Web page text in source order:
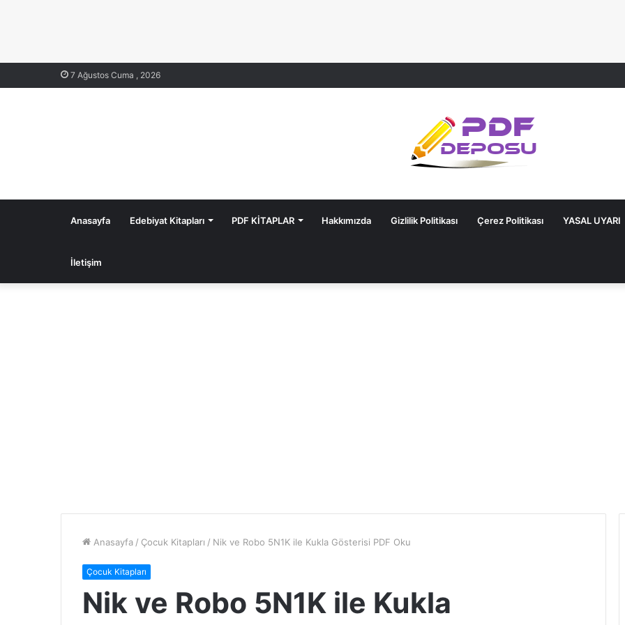
7 Ağustos Cuma , 2026
Anasayfa Edebiyat Kitapları PDF KİTAPLAR Hakkımızda Gizlilik Politikası Çerez Politikası YASAL UYARI
İletişim
Anasayfa / Çocuk Kitapları / Nik ve Robo 5N1K ile Kukla Gösterisi PDF Oku
Çocuk Kitapları
Nik ve Robo 5N1K ile Kukla